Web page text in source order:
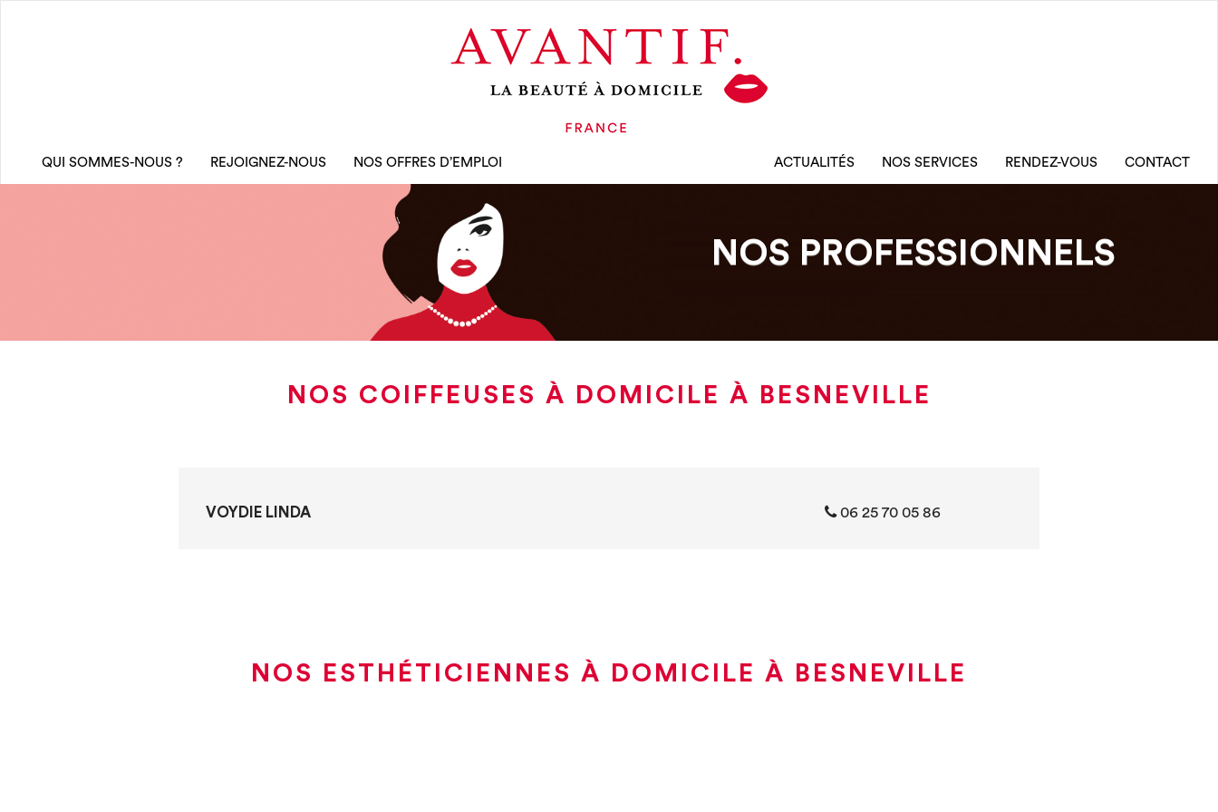
QUI SOMMES-NOUS ? REJOIGNEZ-NOUS NOS OFFRES D’EMPLOI ACTUALITÉS NOS SERVICES RENDEZ-VOUS CONTACT
NOS PROFESSIONNELS
NOS COIFFEUSES À DOMICILE À BESNEVILLE
VOYDIE LINDA 06 25 70 05 86
NOS ESTHÉTICIENNES À DOMICILE À BESNEVILLE